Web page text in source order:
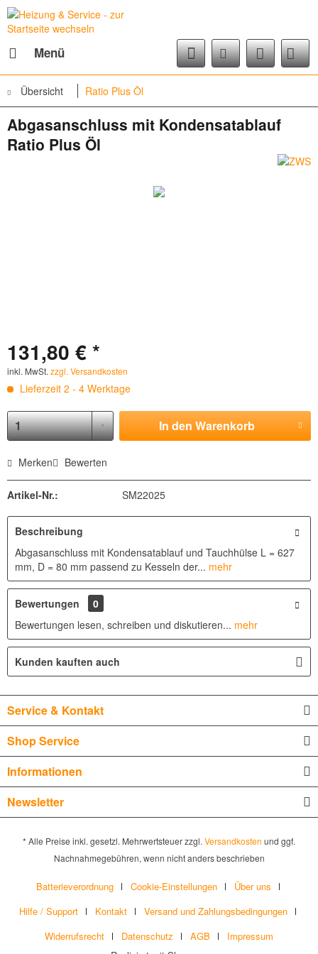
Menü
Übersicht Ratio Plus Öl
Abgasanschluss mit Kondensatablauf
Ratio Plus Öl
131,80 € *
inkl. MwSt. zzgl. Versandkosten
Lieferzeit 2 - 4 Werktage
In denWarenkorb
Merken Bewerten
Artikel-Nr.: SM22025
Beschreibung
Abgasanschluss mit Kondensatablauf und Tauchhülse L = 627
mm, D = 80 mm passend zu Kesseln der... mehr
Bewertungen
0
Bewertungen lesen, schreiben und diskutieren... mehr
Kunden kauften auch
Service & Kontakt
Shop Service
Informationen
Newsletter
* Alle Preise inkl. gesetzl. Mehrwertsteuer zzgl. Versandkosten und ggf.
Nachnahmegebühren, wenn nicht anders beschrieben
Batterieverordnung Cookie-Einstellungen
Über uns
Hilfe / Support
Kontakt
Versand und Zahlungsbedingungen
Widerrufsrecht
Datenschutz AGB
Impressum